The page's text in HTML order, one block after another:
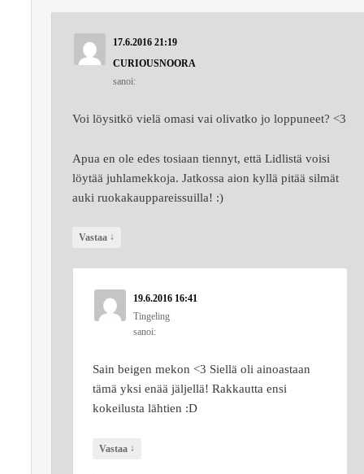
17.6.2016 21:19
CURIOUSNOORA
sanoi:
Voi löysitkö vielä omasi vai olivatko jo loppuneet? <3
Apua en ole edes tosiaan tiennyt, että Lidlistä voisi
löytää juhlamekkoja. Jatkossa aion kyllä pitää silmät
auki ruokakauppareissuilla! :)
Vastaa ↓
19.6.2016 16:41
Tingeling
sanoi:
Sain beigen mekon <3 Siellä oli ainoastaan
tämä yksi enää jäljellä! Rakkautta ensi
kokeilusta lähtien :D
Vastaa ↓